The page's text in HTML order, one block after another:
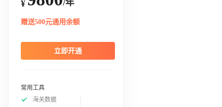
¥ /年
赠送500元通用余额
立即开通
常用工具
海关数据